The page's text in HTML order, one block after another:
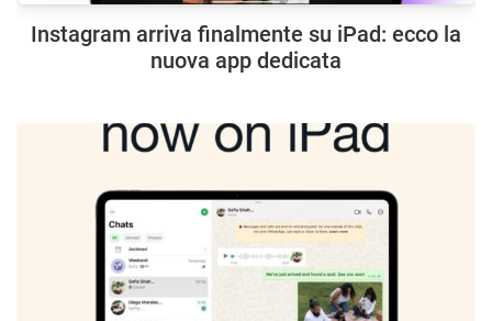
Instagram arriva finalmente su iPad: ecco la
nuova app dedicata